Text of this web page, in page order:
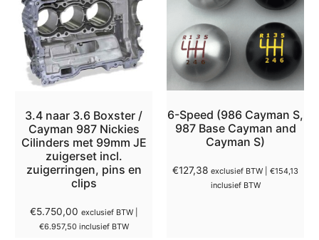
3.4 naar 3.6 Boxster /
Cayman 987 Nickies
Cilinders met 99mm JE
zuigerset incl.
zuigerringen, pins en
clips
€5.750,00 exclusief BTW |
€6.957,50inclusief BTW
6-Speed (986 Cayman S,
987 Base Cayman and
Cayman S)
€127,38 exclusief BTW | €154,13
inclusief BTW